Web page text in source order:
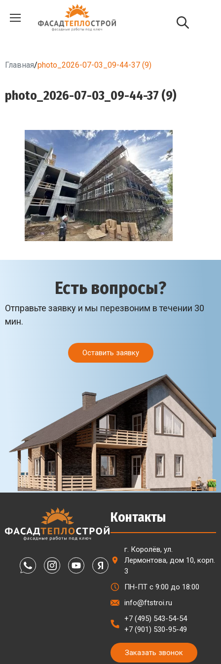
Главная/photo_2026-07-03_09-44-37 (9)
photo_2026-07-03_09-44-37 (9)
Есть вопросы?
Отправьте заявку и мы перезвоним в течении 30
мин.
Оставить заявку
Контакты
г. Королёв, ул.
Лермонтова, дом 10, корп.
3
ПН-ПТ с 9:00 до 18:00
info@ftstroi.ru
+7 (495) 543-54-54
+7 (901) 530-95-49
Заказать звонок